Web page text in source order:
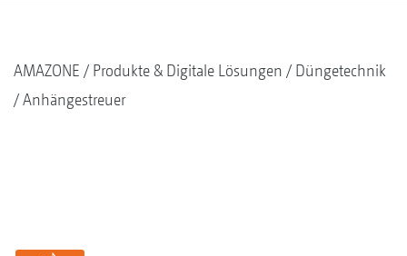
AMAZONE Produkte & Digitale Lösungen
Düngetechnik
Anhängestreuer